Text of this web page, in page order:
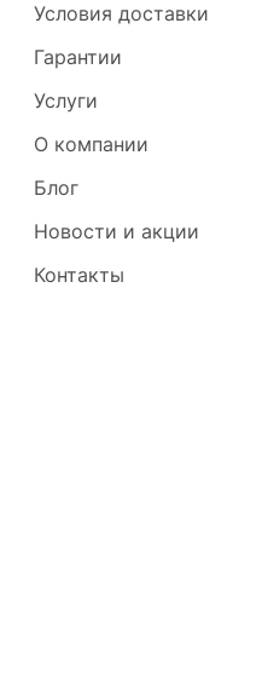
Условия доставки
Гарантии
Услуги
О компании
Блог
Новости и акции
Контакты